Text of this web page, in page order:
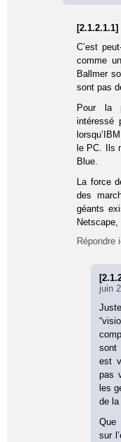
[2.1.2.1.1]
C’est
comme
Ballmer
sont pas
Pour la
intéressé
le PC. Ils
Blue.
La force
des
géants
Répondre
juin
sont
est
pas
les
de la
Que
sur